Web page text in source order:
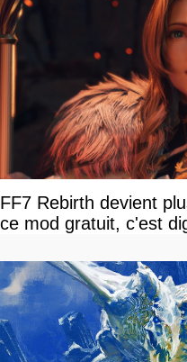
FF7 Rebirth devient
ce mod gratuit, c'est